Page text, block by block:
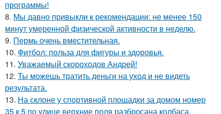
программы!
8. Мы давно привыкли к рекомендации: не менее 150
минут умеренной физической активности в неделю.
9. Пермь очень вместительная.
10. Фитбол: польза для фигуры и здоровья.
11. Уважаемый скороходов Андрей!
12. Ты можешь тратить деньги на уход и не видеть
результата.
13. На склоне у спортивной площадки за домом номер
35 к 5 по улице верхние поля разбросана колбаса,